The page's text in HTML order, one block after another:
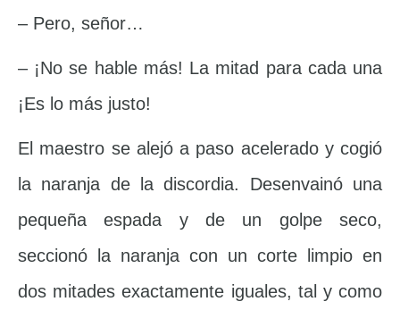
– Pero, señor…
– ¡No se hable más! La mitad para cada una
¡Es lo más justo!
El maestro se alejó a paso acelerado y cogió
la naranja de la discordia. Desenvainó una
pequeña espada y de un golpe seco,
seccionó la naranja con un corte limpio en
dos mitades exactamente iguales, tal y como